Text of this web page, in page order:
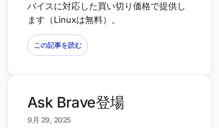
バイスに対応した買い切り価格で提供し
ます（Linuxは無料）。
この記事を読む
Ask Brave登場
9月 29, 2025